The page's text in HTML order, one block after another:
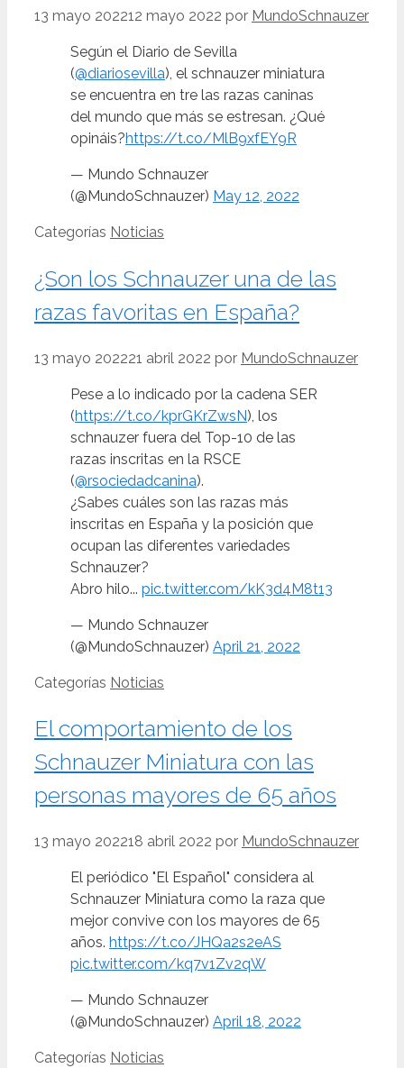
13 mayo 202212 mayo 2022 por MundoSchnauzer
Según el Diario de Sevilla
(@diariosevilla), el schnauzer miniatura
se encuentra en tre las razas caninas
del mundo que más se estresan. ¿Qué
opináis?https://t.co/MlB9xfEY9R
— Mundo Schnauzer
(@MundoSchnauzer) May 12, 2022
Categorías Noticias
¿Son los Schnauzer una de las
razas favoritas en España?
13 mayo 202221 abril 2022 por MundoSchnauzer
Pese a lo indicado por la cadena SER
(https://t.co/kprGKrZwsN), los
schnauzer fuera del Top-10 de las
razas inscritas en la RSCE
(@rsociedadcanina).
¿Sabes cuáles son las razas más
inscritas en España y la posición que
ocupan las diferentes variedades
Schnauzer?
Abro hilo... pic.twitter.com/kK3d4M8t13
— Mundo Schnauzer
(@MundoSchnauzer) April 21, 2022
Categorías Noticias
El comportamiento de los
Schnauzer Miniatura con las
personas mayores de 65 años
13 mayo 202218 abril 2022 por MundoSchnauzer
El periódico "El Español" considera al
Schnauzer Miniatura como la raza que
mejor convive con los mayores de 65
años. https://t.co/JHQa2s2eAS
pic.twitter.com/kq7v1Zv2qW
— Mundo Schnauzer
(@MundoSchnauzer) April 18, 2022
Categorías Noticias